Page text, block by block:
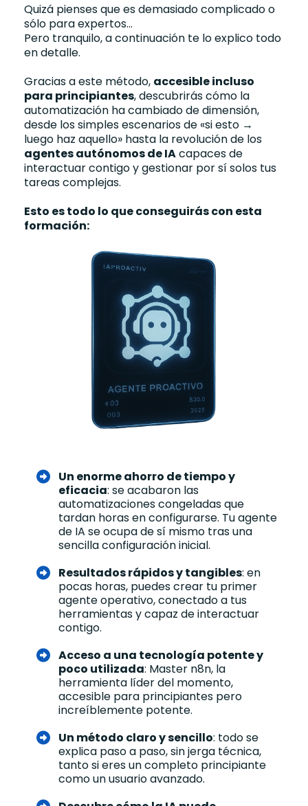
Quizá pienses que es demasiado complicado o
sólo para expertos...
Pero tranquilo, a continuación te lo explico todo
en detalle.
Gracias a este método, accesible incluso
para principiantes, descubrirás cómo la
automatización ha cambiado de dimensión,
desde los simples escenarios de «si esto →
luego haz aquello» hasta la revolución de los
agentes autónomos de IAcapaces de
interactuar contigo y gestionar por sí solos tus
tareas complejas.
Esto es todo lo que conseguirás con esta
formación:
Un enorme ahorro de tiempo y
eficacia: se acabaron las
automatizaciones congeladas que
tardan horas en configurarse. Tu agente
de IA se ocupa de sí mismo tras una
sencilla configuración inicial.
Resultados rápidos y tangibles: en
pocas horas, puedes crear tu primer
agente operativo, conectado a tus
herramientas y capaz de interactuar
contigo.
Acceso a una tecnología potente y
poco utilizada: Master n8n, la
herramienta líder del momento,
accesible para principiantes pero
increíblemente potente.
Un método claro y sencillo: todo se
explica paso a paso, sin jerga técnica,
tanto si eres un completo principiante
como un usuario avanzado.